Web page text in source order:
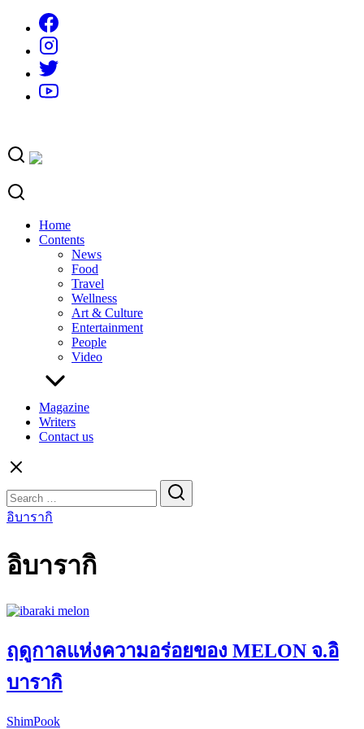
content
Home
Contents
News
Food
Travel
Wellness
Art & Culture
Entertainment
People
Video
Magazine
Writers
Contact us
for:
อิบารากิ
อิบารากิ
ฤดูกาลแห่งความอร่อยของ MELON จ.อิ
บารากิ
ShimPook